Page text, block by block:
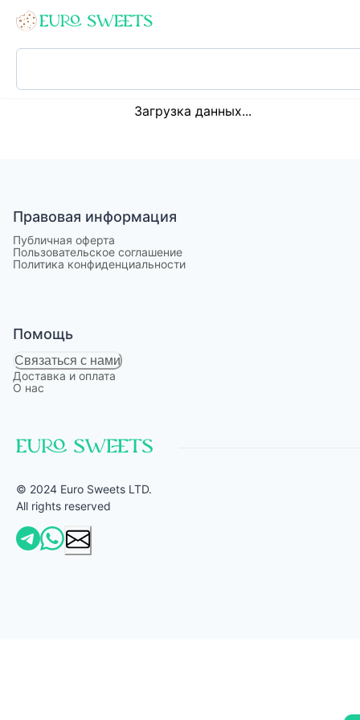
Загрузка данных...
Правовая информация
Публичная оферта
Пользовательское соглашение
Политика конфиденциальности
Помощь
Связаться с нами
Доставка и оплата
О нас
© 2024 Euro Sweets LTD.
All rights reserved